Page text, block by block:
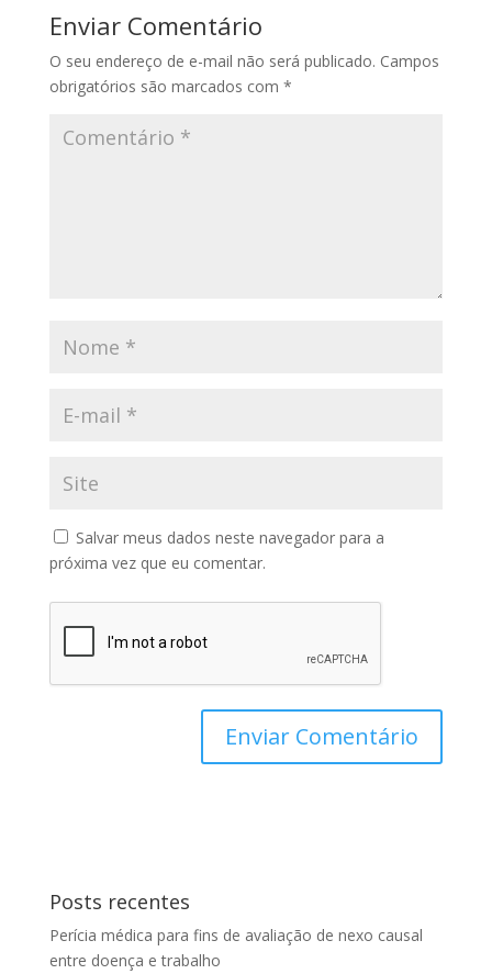
Enviar Comentário
O seu endereço de e-mail não será publicado. Campos
obrigatórios são marcados com *
Salvar meus dados neste navegador para a
próxima vez que eu comentar.
Posts recentes
Perícia médica para fins de avaliação de nexo causal
entre doença e trabalho